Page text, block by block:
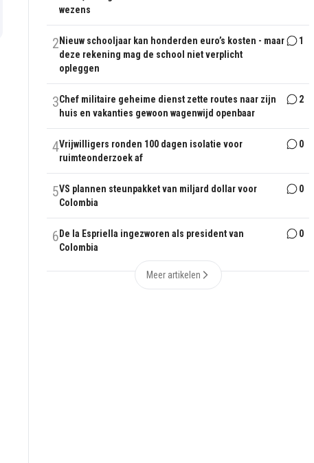
wezens
2 Nieuw schooljaar kan honderden euro’s kosten - maar
deze rekening mag de school niet verplicht
opleggen
1
3Chef militaire geheime dienst zette routes naar zijn
huis en vakanties gewoon wagenwijd openbaar
2
4Vrijwilligers ronden 100 dagen isolatie voor
ruimteonderzoek af
0
5VS plannen steunpakket van miljard dollar voor
Colombia
0
6 De la Espriella ingezworen als president van
Colombia
0
Meer artikelen